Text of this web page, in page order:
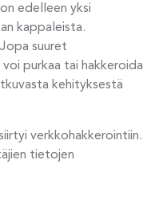
edelleen yksi
kappaleista.
suuret
purkaa tai hakkeroida
kehityksestä
verkkohakkerointiin.
tietojen